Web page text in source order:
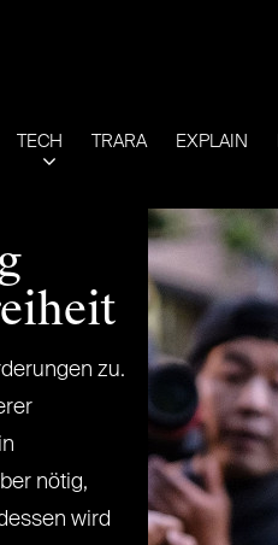
TECH TRARA EXPLAIN
zu.
nötig,
wird